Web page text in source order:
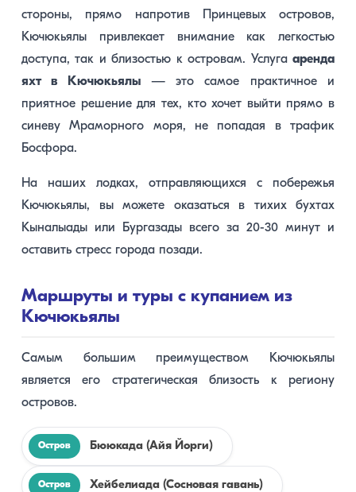
стороны, прямо напротив Принцевых островов,
Кючюкьялы привлекает внимание как легкостью
доступа, так и близостью к островам. Услуга аренда
яхт в Кючюкьялы— это самое практичное и
приятное решение для тех, кто хочет выйти прямо в
синеву Мраморного моря, не попадая в трафик
Босфора.
На наших лодках, отправляющихся с побережья
Кючюкьялы, вы можете оказаться в тихих бухтах
Кыналыады или Бургазады всего за 20-30 минут и
оставить стресс города позади.
Маршруты и туры с купанием из
Кючюкьялы
Самым большим преимуществом Кючюкьялы
является его стратегическая близость к региону
островов.
Остров Бююкада (Айя Йорги)
Остров Хейбелиада (Сосновая гавань)